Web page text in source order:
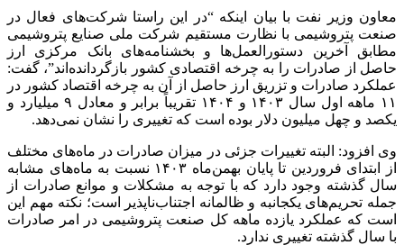
معاون وزیر نفت با بیان اینکه “در این راستا شرکت‌های فعال در
صنعت پتروشیمی با نظارت مستقیم شرکت ملی صنایع پتروشیمی
مطابق آخرین دستورالعمل‌ها و بخشنامه‌های بانک مرکزی ارز
حاصل از صادرات را به چرخه اقتصادی کشور بازگردانده‌اند”، گفت:
عملکرد صادرات و تزریق ارز حاصل از آن به چرخه اقتصاد کشور در
۱۱ ماهه اول سال ۱۴۰۳ و ۱۴۰۴ تقریباً برابر و معادل ۹ میلیارد و
یکصد و چهل میلیون دلار بوده است که تغییری را نشان نمی‌دهد.
وی افزود: البته تغییرات جزئی در میزان صادرات در ماه‌های مختلف
از ابتدای فروردین تا پایان بهمن‌ماه ۱۴۰۳ نسبت به ماه‌های مشابه
سال گذشته وجود دارد که با توجه به مشکلات و موانع صادرات از
جمله تحریم‌های یکجانبه و ظالمانه اجتناب‌ناپذیر است؛ نکته مهم این
است که عملکرد یازده ماهه کل صنعت پتروشیمی در امر صادرات
با سال گذشته تغییری ندارد.